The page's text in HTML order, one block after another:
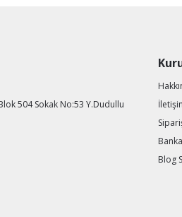
504 Sokak No:53 Y.Dudullu
Blog